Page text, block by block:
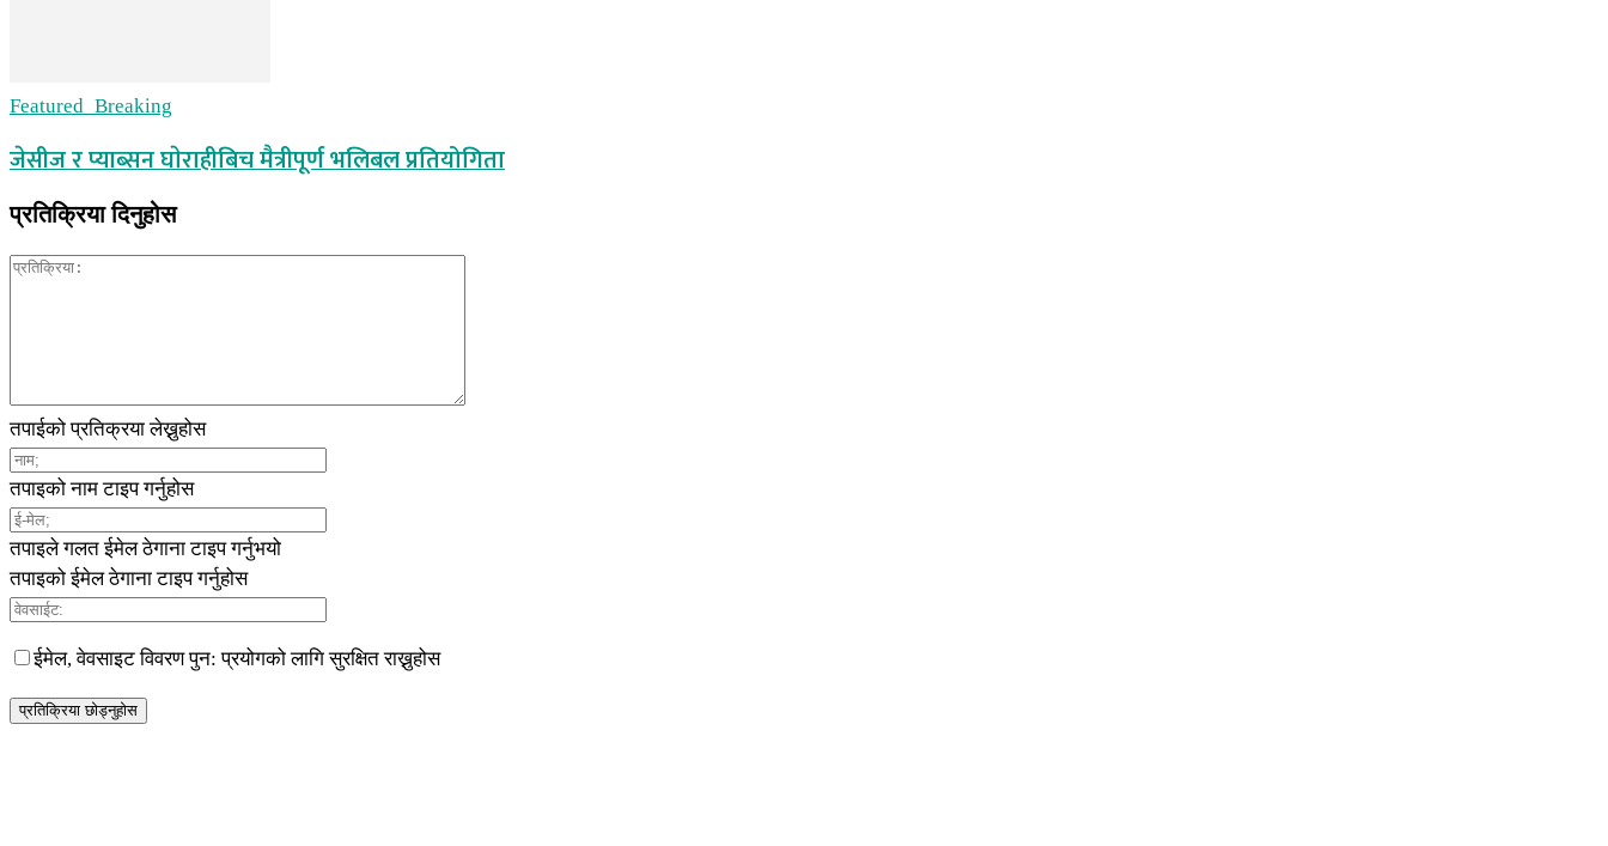
Featured_Breaking
जेसीज र प्याब्सन घाेराहीबिच मैत्रीपूर्ण भलिबल प्रतियोगिता
प्रतिक्रिया दिनुहोस
तपाईको प्रतिक्रया लेख्नुहोस
तपाइको नाम टाइप गर्नुहोस
तपाइले गलत ईमेल ठेगाना टाइप गर्नुभयो
तपाइको ईमेल ठेगाना टाइप गर्नुहोस
ईमेल, वेवसाइट विवरण पुन: प्रयोगको लागि सुरक्षित राख्नुहोस